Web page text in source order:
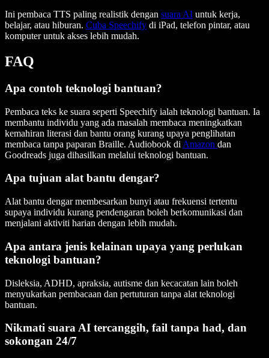
Ini pembaca TTS paling realistik dengan suara AI untuk kerja,
belajar, atau hiburan. Cuba Speechify di iPad, telefon pintar, atau
komputer untuk akses lebih mudah.
FAQ
Apa contoh teknologi bantuan?
Pembaca teks ke suara seperti Speechify ialah teknologi bantuan. Ia
membantu individu yang ada masalah membaca meningkatkan
kemahiran literasi dan bantu orang kurang upaya penglihatan
membaca tanpa paparan Braille. Audiobook di Amazon dan
Goodreads juga dihasilkan melalui teknologi bantuan.
Apa tujuan alat bantu dengar?
Alat bantu dengar membesarkan bunyi atau frekuensi tertentu
supaya individu kurang pendengaran boleh berkomunikasi dan
menjalani aktiviti harian dengan lebih mudah.
Apa antara jenis kelainan upaya yang perlukan
teknologi bantuan?
Disleksia, ADHD, apraksia, autisme dan kecacatan lain boleh
menyukarkan pembacaan dan pertuturan tanpa alat teknologi
bantuan.
Nikmati suara AI tercanggih, fail tanpa had, dan
sokongan 24/7